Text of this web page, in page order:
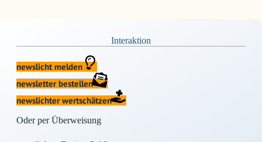
Interaktion
newslicht melden
newsletter bestellen
newslichter wertschätzen
Oder per Überweisung